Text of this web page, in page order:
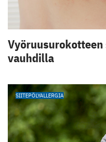
Vyöruusurokotteen
vauhdilla
SIITEPÖLYALLERGIA